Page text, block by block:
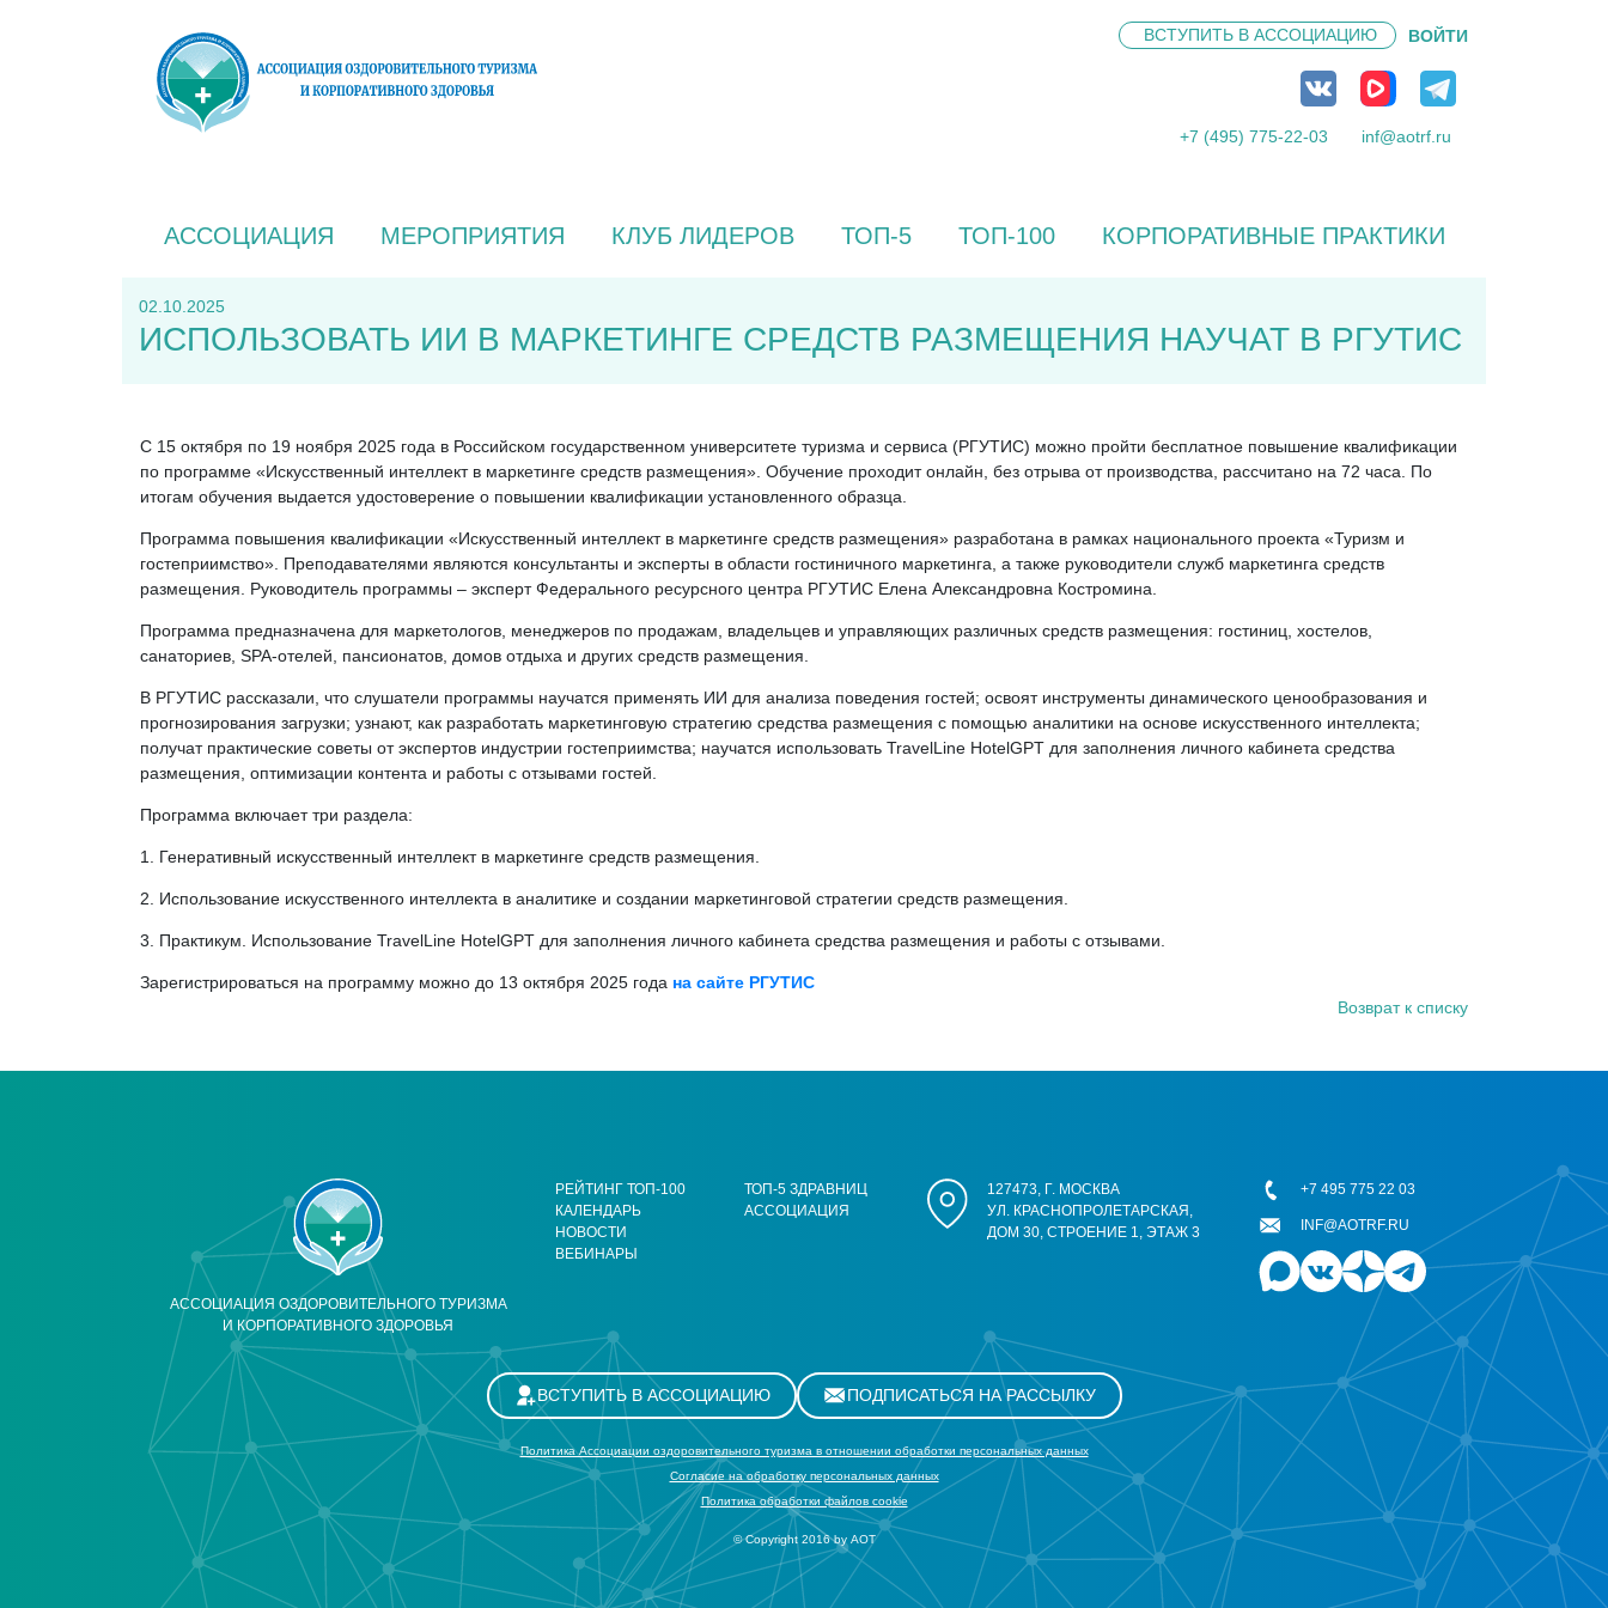
ВСТУПИТЬ В АССОЦИАЦИЮ ВОЙТИ
+7 (495) 775-22-03 inf@aotrf.ru
АССОЦИАЦИЯ МЕРОПРИЯТИЯ КЛУБ ЛИДЕРОВ ТОП-5 ТОП-100 КОРПОРАТИВНЫЕ ПРАКТИКИ
02.10.2025
ИСПОЛЬЗОВАТЬ ИИ В МАРКЕТИНГЕ СРЕДСТВ РАЗМЕЩЕНИЯ НАУЧАТ В РГУТИС
С 15 октября по 19 ноября 2025 года в Российском государственном университете туризма и сервиса (РГУТИС) можно пройти бесплатное повышение квалификации
по программе «Искусственный интеллект в маркетинге средств размещения». Обучение проходит онлайн, без отрыва от производства, рассчитано на 72 часа. По
итогам обучения выдается удостоверение о повышении квалификации установленного образца.
Программа повышения квалификации «Искусственный интеллект в маркетинге средств размещения» разработана в рамках национального проекта «Туризм и
гостеприимство». Преподавателями являются консультанты и эксперты в области гостиничного маркетинга, а также руководители служб маркетинга средств
размещения. Руководитель программы – эксперт Федерального ресурсного центра РГУТИС Елена Александровна Костромина.
Программа предназначена для маркетологов, менеджеров по продажам, владельцев и управляющих различных средств размещения: гостиниц, хостелов,
санаториев, SPA-отелей, пансионатов, домов отдыха и других средств размещения.
В РГУТИС рассказали, что слушатели программы научатся применять ИИ для анализа поведения гостей; освоят инструменты динамического ценообразования и
прогнозирования загрузки; узнают, как разработать маркетинговую стратегию средства размещения с помощью аналитики на основе искусственного интеллекта;
получат практические советы от экспертов индустрии гостеприимства; научатся использовать TravelLine HotelGPT для заполнения личного кабинета средства
размещения, оптимизации контента и работы с отзывами гостей.
Программа включает три раздела:
1. Генеративный искусственный интеллект в маркетинге средств размещения.
2. Использование искусственного интеллекта в аналитике и создании маркетинговой стратегии средств размещения.
3. Практикум. Использование TravelLine HotelGPT для заполнения личного кабинета средства размещения и работы с отзывами.
Зарегистрироваться на программу можно до 13 октября 2025 года на сайте РГУТИС
Возврат к списку
АССОЦИАЦИЯ ОЗДОРОВИТЕЛЬНОГО ТУРИЗМА
И КОРПОРАТИВНОГО ЗДОРОВЬЯ
РЕЙТИНГ ТОП-100
КАЛЕНДАРЬ
НОВОСТИ
ВЕБИНАРЫ
ТОП-5 ЗДРАВНИЦ
АССОЦИАЦИЯ
127473, Г. МОСКВА
УЛ. КРАСНОПРОЛЕТАРСКАЯ,
ДОМ 30, СТРОЕНИЕ 1, ЭТАЖ 3
+7 495 775 22 03
INF@AOTRF.RU
ВСТУПИТЬ В АССОЦИАЦИЮ ПОДПИСАТЬСЯ НА РАССЫЛКУ
Политика Ассоциации оздоровительного туризма в отношении обработки персональных данных
Cогласие на обработку персональных данных
Политика обработки файлов cookie
© Copyright 2016 by АОТ